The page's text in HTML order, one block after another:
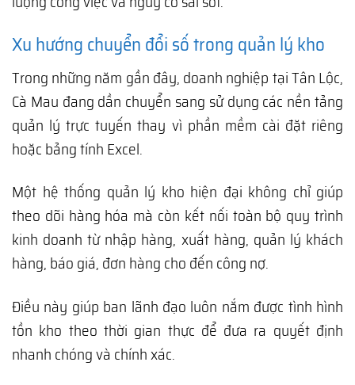
Xu hướng chuyển đổi số trong quản lý kho
Trong những năm gần đây, doanh nghiệp tại Tân Lộc,
Cà Mau đang dần chuyển sang sử dụng các nền tảng
quản lý trực tuyến thay vì phần mềm cài đặt riêng
hoặc bảng tính Excel.
Một hệ thống quản lý kho hiện đại không chỉ giúp
theo dõi hàng hóa mà còn kết nối toàn bộ quy trình
kinh doanh từ nhập hàng, xuất hàng, quản lý khách
hàng, báo giá, đơn hàng cho đến công nợ.
Điều này giúp ban lãnh đạo luôn nắm được tình hình
tồn kho theo thời gian thực để đưa ra quyết định
nhanh chóng và chính xác.